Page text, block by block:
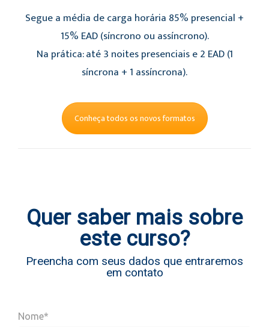
Segue a média de carga horária 85% presencial +
15% EAD (síncrono ou assíncrono).
Na prática: até 3 noites presenciais e 2 EAD (1
síncrona + 1 assíncrona).
Conheça todos os novos formatos
Quer saber mais sobre
este curso?
Preencha com seus dados que entraremos
em contato
Nome*